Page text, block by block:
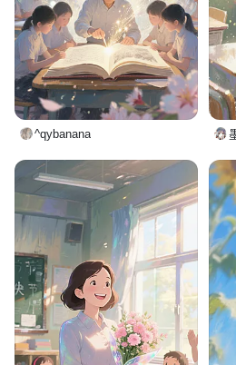
^qybanana